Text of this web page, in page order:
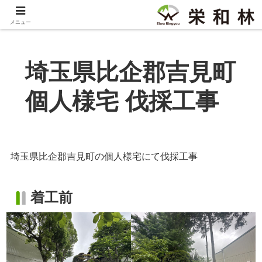
埼玉県比企郡吉見町
個人様宅 伐採工事
埼玉県比企郡吉見町の個人様宅にて伐採工事
着工前
メニュー